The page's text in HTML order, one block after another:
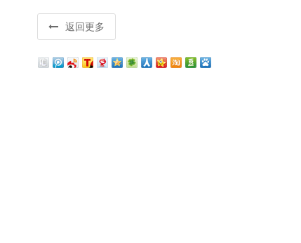
返回更多